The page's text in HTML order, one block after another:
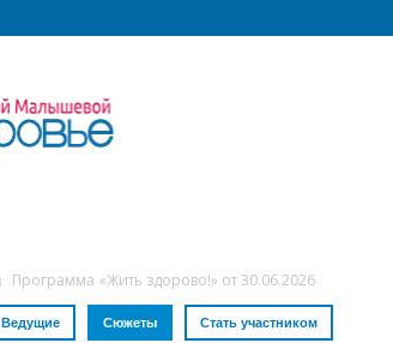
Программа «Жить здорово!» от 30.06.2026
Ведущие Сюжеты Стать участником